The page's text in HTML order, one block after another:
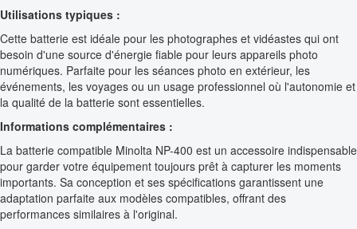
Utilisations typiques :
Cette batterie est idéale pour les photographes et vidéastes qui ont
besoin d'une source d'énergie fiable pour leurs appareils photo
numériques. Parfaite pour les séances photo en extérieur, les
événements, les voyages ou un usage professionnel où l'autonomie et
la qualité de la batterie sont essentielles.
Informations complémentaires :
La batterie compatible Minolta NP-400 est un accessoire indispensable
pour garder votre équipement toujours prêt à capturer les moments
importants. Sa conception et ses spécifications garantissent une
adaptation parfaite aux modèles compatibles, offrant des
performances similaires à l'original.